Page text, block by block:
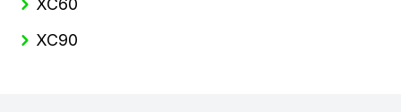
XC60
XC90